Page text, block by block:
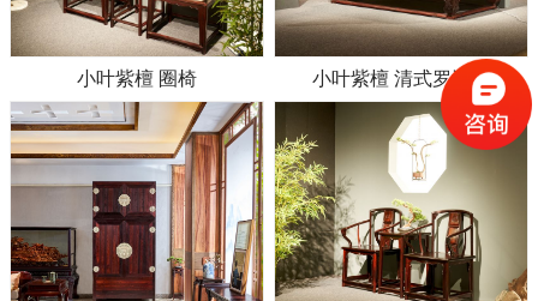
小叶紫檀 圈椅 小叶紫檀 清式罗汉床